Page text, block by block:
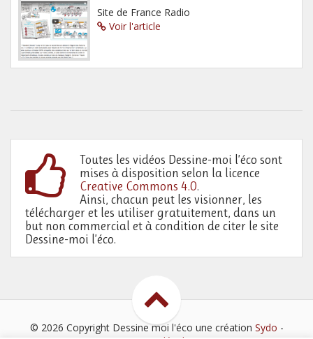
Site de France Radio
Voir l'article
Toutes les vidéos Dessine-moi l’éco sont
mises à disposition selon la licence
Creative Commons 4.0.
Ainsi, chacun peut les visionner, les
télécharger et les utiliser gratuitement, dans un
but non commercial et à condition de citer le site
Dessine-moi l’éco.
© 2026 Copyright Dessine moi l'éco une création Sydo -